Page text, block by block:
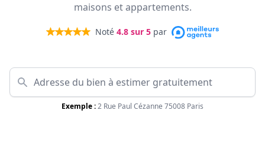
maisons et appartements.
Noté 4.8 sur 5 par
Exemple :2 Rue Paul Cézanne 75008 Paris